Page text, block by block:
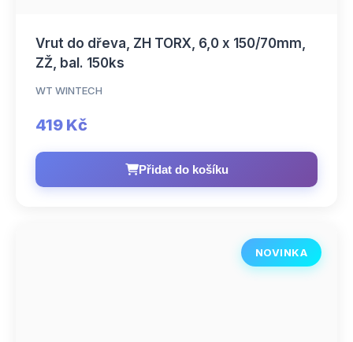
Vrut do dřeva, ZH TORX, 6,0 x 150/70mm,
ZŽ, bal. 150ks
WT WINTECH
419 Kč
Přidat do košíku
NOVINKA